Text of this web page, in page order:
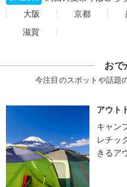
大阪
京都
滋賀
おで
今注目のスポットや話題
アウト
キャン
レチッ
きるア